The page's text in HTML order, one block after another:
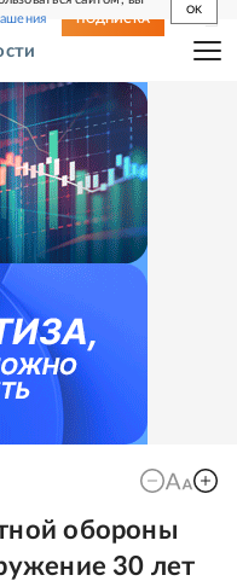
OK
ПОДПИСКА
обороны
30 лет